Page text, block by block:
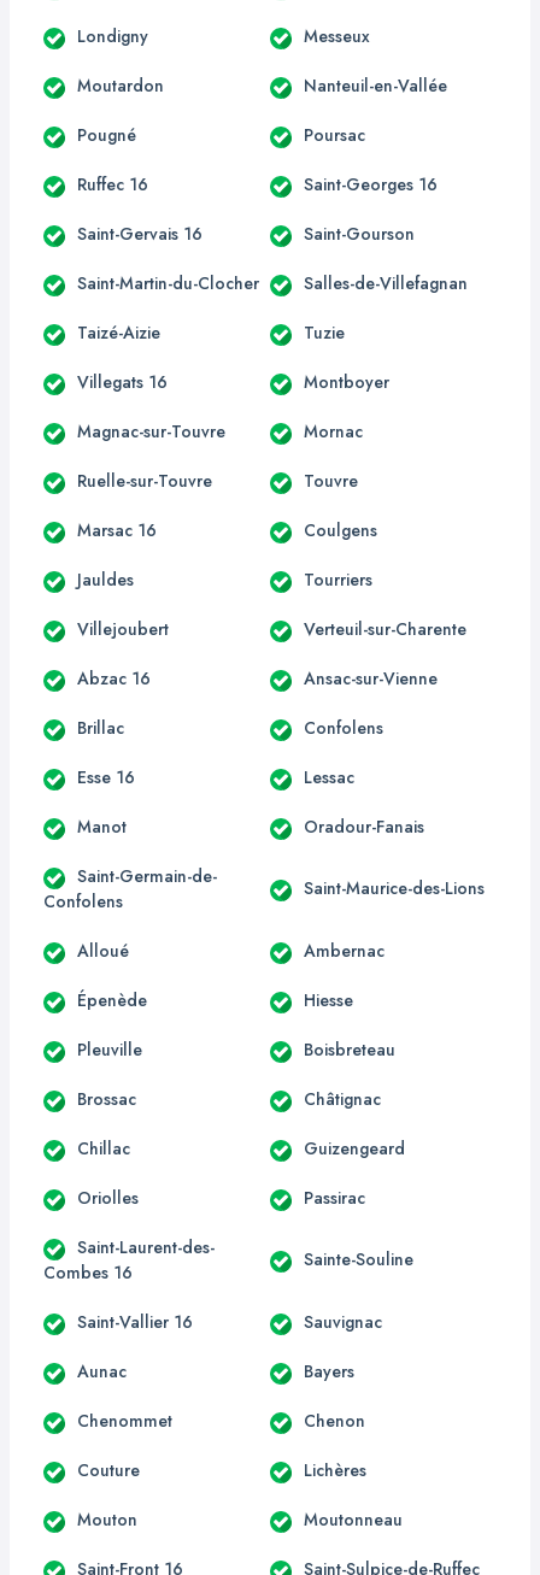
Londigny Messeux
Moutardon Nanteuil-en-Vallée
Pougné Poursac
Ruffec 16 Saint-Georges 16
Saint-Gervais 16 Saint-Gourson
Saint-Martin-du-Clocher Salles-de-Villefagnan
Taizé-Aizie Tuzie
Villegats 16 Montboyer
Magnac-sur-Touvre Mornac
Ruelle-sur-Touvre Touvre
Marsac 16 Coulgens
Jauldes Tourriers
Villejoubert Verteuil-sur-Charente
Abzac 16 Ansac-sur-Vienne
Brillac Confolens
Esse 16 Lessac
Manot Oradour-Fanais
Saint-Germain-de-
Confolens
Saint-Maurice-des-Lions
Alloué Ambernac
Épenède Hiesse
Pleuville Boisbreteau
Brossac Châtignac
Chillac Guizengeard
Oriolles Passirac
Saint-Laurent-des-
Combes 16
Sainte-Souline
Saint-Vallier 16 Sauvignac
Aunac Bayers
Chenommet Chenon
Couture Lichères
Mouton Moutonneau
Saint-Front 16 Saint-Sulpice-de-Ruffec